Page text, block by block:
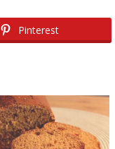
Pinterest